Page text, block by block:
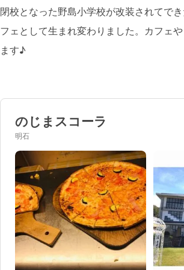
閉校となった野島小学校が改装されてで
フェとして生まれ変わりました。カフェ
ます♪
のじまスコーラ
明石